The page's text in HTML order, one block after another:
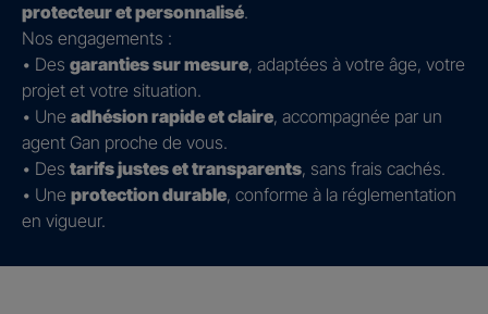
protecteur et personnalisé.
Nos engagements :
• Des garanties sur mesure, adaptées à votre âge, votre
projet et votre situation.
• Une adhésion rapide et claire, accompagnée par un
agent Gan proche de vous.
• Des tarifs justes et transparents, sans frais cachés.
• Une protection durable, conforme à la réglementation
en vigueur.